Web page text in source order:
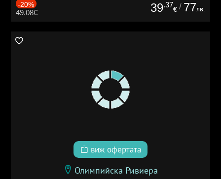
-20%
49.08€ 39.37
€ / 77лв.
виж офертата
Олимпийска Ривиера